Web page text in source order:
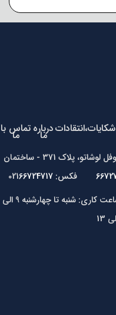
شکایات،انتقاداتدرباره
ما تماس با
ما
آدرس: تهران، خیابان حافظ، بعد از تقاطع نوفل لوشاتو، پلاک 371 - ساختمان
فکس: 021 66724717
پست الکترونیک: Info @ Ertebat.Co ساعت کاری: شنبه تا چهارشنبه 9 الی